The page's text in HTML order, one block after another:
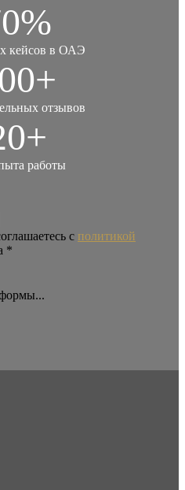
кейсов в ОАЭ
отзывов
работы
с политикой
*